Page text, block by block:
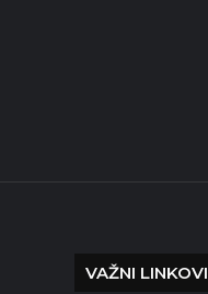
VAŽNI LINKOVI